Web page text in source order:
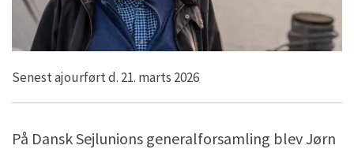
Senest ajourført d. 21. marts 2026
På Dansk Sejlunions generalforsamling blev Jørn